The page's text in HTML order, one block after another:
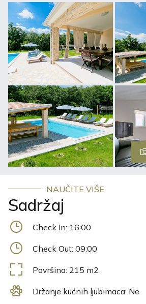
U ovom smještaju s opremom za
ručnici i posteljina.Villa Triton sadrži
tradicionalnom istarskom stilu s
roštilj. Besplatan internet je
U dvorištu se nalazi sjenica sa
roštiljem i vanjskom kuhinjom
bazena. Isto tako pored bazena
ležaljkama i suncobranima kao i
objekta gosti mogu igrati pikado,
tenis i badminton a okolica je
ljubiteljima vožnje bicikla. Na
bicikli kako za djecu tako i za
obilaziti brojne obilježene
nudi besplatno privatno parkiralište
NAUČITE VIŠE
Sadržaj
Check In: 16:00
Check Out: 09:00
Površina: 215 m2
Držanje kućnih ljubimaca: Ne